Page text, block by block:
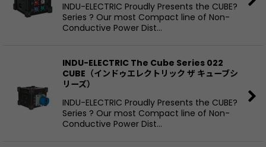
INDU-ELECTRIC Proudly Presents the CUBE?
Series ? Our most Compact line of Non-
Conductive Power Dist…
INDU-ELECTRIC The Cube Series 022
CUBE（インドゥエレクトリック ザ キューブシ
リーズ）
INDU-ELECTRIC Proudly Presents the CUBE?
Series ? Our most Compact line of Non-
Conductive Power Dist…